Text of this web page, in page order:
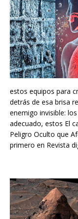
estos equipos para
detrás de esa brisa
enemigo invisible:
adecuado, estos El
Peligro Oculto que
primero en Revista